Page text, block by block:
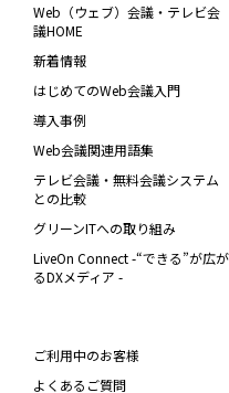
Web（ウェブ）会議・テレビ会
議HOME
新着情報
はじめてのWeb会議入門
導入事例
Web会議関連用語集
テレビ会議・無料会議システム
との比較
グリーンITへの取り組み
LiveOn Connect -“できる”が広が
るDXメディア -
ご利用中のお客様
よくあるご質問